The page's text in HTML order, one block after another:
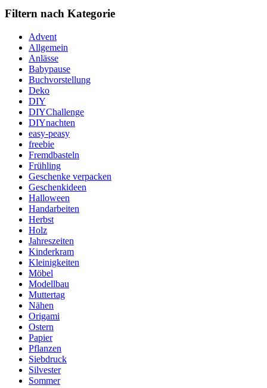
Filtern nach Kategorie
Advent
Allgemein
Anlässe
Babypause
Buchvorstellung
Deko
DIY
DIYChallenge
DIYnachten
easy-peasy
freebie
Fremdbasteln
Frühling
Geschenke verpacken
Geschenkideen
Halloween
Handarbeiten
Herbst
Holz
Jahreszeiten
Kinderkram
Kleinigkeiten
Möbel
Modellbau
Muttertag
Nähen
Origami
Ostern
Papier
Pflanzen
Siebdruck
Silvester
Sommer